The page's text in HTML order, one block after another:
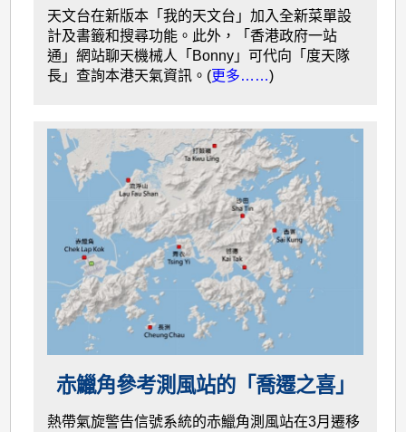
天文台在新版本「我的天文台」加入全新菜單設
計及書籤和搜尋功能。此外，「香港政府一站
通」網站聊天機械人「Bonny」可代向「度天隊
長」查詢本港天氣資訊。(更多……)
赤鱲角參考測風站的「喬遷之喜」
熱帶氣旋警告信號系統的赤鱲角測風站在3月遷移